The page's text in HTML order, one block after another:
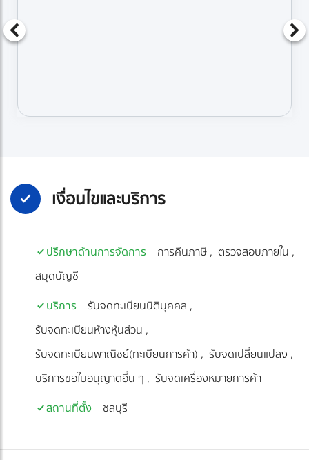
เงื่อนไขและบริการ
ปรึกษาด้านการจัดการ การคืนภาษี
ตรวจสอบภายใน
สมุดบัญชี
บริการ
รับจดทะเบียนนิติบุคคล
รับจดทะเบียนห้างหุ้นส่วน
รับจดทะเบียนพาณิชย์(ทะเบียนการค้า)
รับจดเปลี่ยนแปลง
บริการขอใบอนุญาตอื่น ๆ
รับจดเครื่องหมายการค้า
สถานที่ตั้ง
ชลบุรี